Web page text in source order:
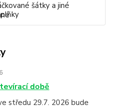
šátky a jiné
době
středu 29.7. 2026 bude